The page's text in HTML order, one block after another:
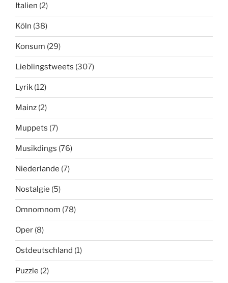
Italien (2)
Köln (38)
Konsum (29)
Lieblingstweets (307)
Lyrik (12)
Mainz (2)
Muppets (7)
Musikdings (76)
Niederlande (7)
Nostalgie (5)
Omnomnom (78)
Oper (8)
Ostdeutschland (1)
Puzzle (2)